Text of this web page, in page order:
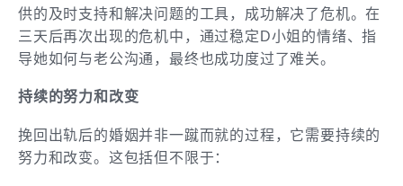
供的及时支持和解决问题的工具，成功解决了危机。在
三天后再次出现的危机中，通过稳定D小姐的情绪、指
导她如何与老公沟通，最终也成功度过了难关。
持续的努力和改变
挽回出轨后的婚姻并非一蹴而就的过程，它需要持续的
努力和改变。这包括但不限于：